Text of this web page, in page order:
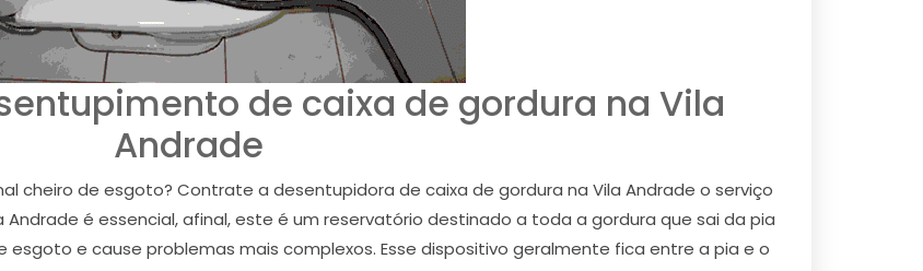
de caixa de gordura na Vila
Andrade
cheiro de esgoto? Contrate a desentupidora de caixa de gordura na Vila Andrade o serviço
é essencial, afinal, este é um reservatório destinado a toda a gordura que sai da pia
esgoto e cause problemas mais complexos. Esse dispositivo geralmente fica entre a pia e o